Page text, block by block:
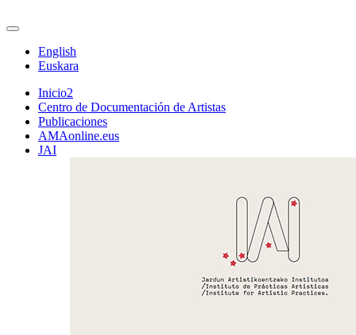
English
Euskara
Inicio2
Centro de Documentación de Artistas
Publicaciones
AMAonline.eus
JAI